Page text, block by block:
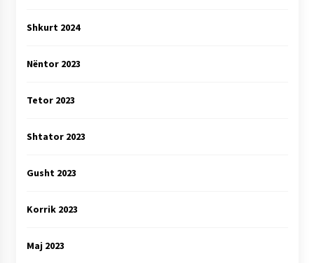
Shkurt 2024
Nëntor 2023
Tetor 2023
Shtator 2023
Gusht 2023
Korrik 2023
Maj 2023